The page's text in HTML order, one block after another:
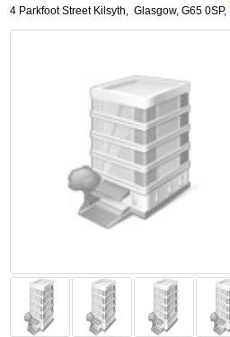
4 Parkfoot Street Kilsyth, Glasgow,G65 0SP,